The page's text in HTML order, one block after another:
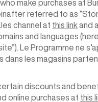
make purchases at
referred to as
channel at this linkand
and languages
Le Programme ne
les magasins
discounts and
online purchases at this